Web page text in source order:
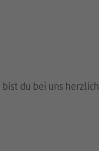
du bei uns herzlich